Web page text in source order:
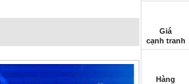
Giá
cạnh tranh
Hàng